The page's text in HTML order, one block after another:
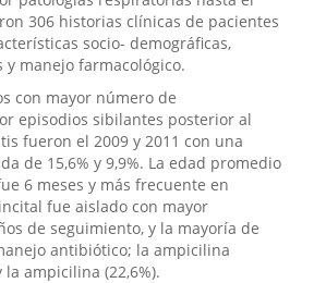
306 historias clínicas de pacientes
socio- demográficas,
manejo farmacológico.
con mayor número de
episodios sibilantes posterior al
fueron el 2009 y 2011 con una
de 15,6% y 9,9%. La edad promedio
6 meses y más frecuente en
fue aislado con mayor
de seguimiento, y la mayoría de
antibiótico; la ampicilina
la ampicilina (22,6%).